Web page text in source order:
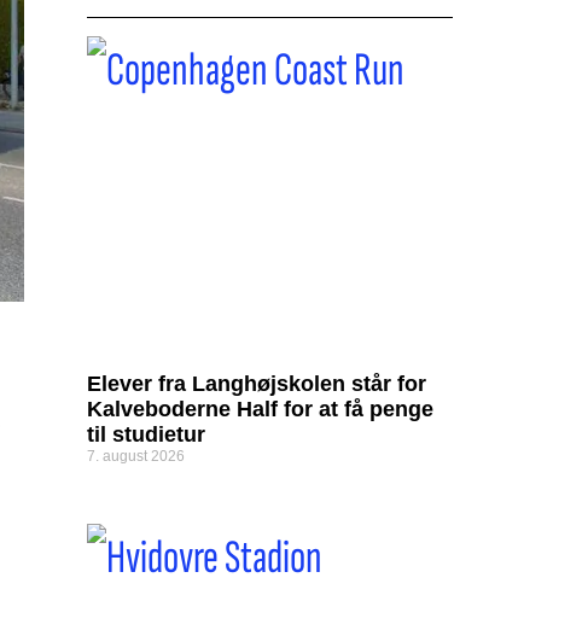
Elever fra Langhøjskolen står for
Kalveboderne Half for at få penge
til studietur
7. august 2026